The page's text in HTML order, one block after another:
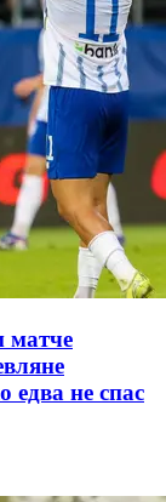
матче
едва не спас